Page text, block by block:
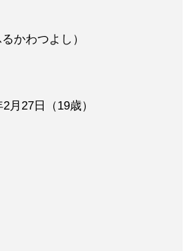
かわつよし）
月27日（19歳）